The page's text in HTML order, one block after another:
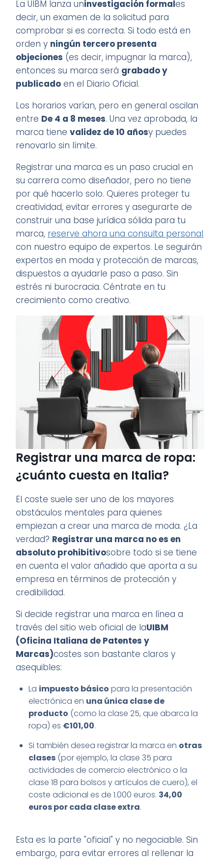
La UIBM lanza uninvestigación formales
decir, un examen de la solicitud para
comprobar si es correcta. Si todo está en
orden y ningún tercero presenta
objeciones (es decir, impugnar la marca),
entonces su marca será grabado y
publicado en el Diario Oficial.
Los horarios varían, pero en general oscilan
entre De 4 a 8 meses. Una vez aprobada, la
marca tienevalidez de 10 añosy puedes
renovarlo sin límite.
Registrar una marca es un paso crucial en
su carrera como diseñador, pero no tiene
por qué hacerlo solo. Quieres proteger tu
creatividad, evitar errores y asegurarte de
construir una base jurídica sólida para tu
marca, reserve ahora una consulta personal
con nuestro equipo de expertos. Le seguirán
expertos en moda y protección de marcas,
dispuestos a ayudarle paso a paso. Sin
estrés ni burocracia. Céntrate en tu
crecimiento como creativo.
Registrar una marca de ropa:
¿cuánto cuesta en Italia?
El coste suele ser uno de los mayores
obstáculos mentales para quienes
empiezan a crear una marca de moda. ¿La
verdad? Registrar una marca no es en
absoluto prohibitivosobre todo si se tiene
en cuenta el valor añadido que aporta a su
empresa en términos de protección y
credibilidad.
Si decide registrar una marca en línea a
través del sitio web oficial de laUIBM
(Oficina Italiana de Patentes y
Marcas)costes son bastante claros y
asequibles:
La impuesto básico para la presentación
electrónica en una única clase de
producto (como la clase 25, que abarca la
ropa) es €101,00.
Si también desea registrar la marca en otras
clases(por ejemplo, la clase 35 para
actividades de comercio electrónico o la
clase 18 para bolsos y artículos de cuero), el
coste adicional es de 1.000 euros. 34,00
euros por cada clase extra.
Esta es la parte "oficial" y no negociable. Sin
embargo, para evitar errores al rellenar la